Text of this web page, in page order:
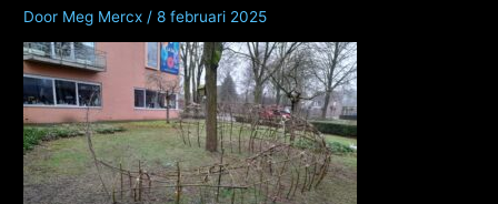
Door Meg Mercx /8 februari 2025